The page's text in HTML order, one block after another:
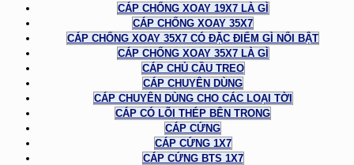
CÁP CHỐNG XOAY 19X7 LÀ GÌ
CÁP CHỐNG XOAY 35X7
CÁP CHỐNG XOAY 35X7 CÓ ĐẶC ĐIỂM GÌ NỔI BẬT
CÁP CHỐNG XOAY 35X7 LÀ GÌ
CÁP CHỦ CẦU TREO
CÁP CHUYÊN DÙNG
CÁP CHUYÊN DÙNG CHO CÁC LOẠI TỜI
CÁP CÓ LÕI THÉP BÊN TRONG
CÁP CỨNG
CÁP CỨNG 1X7
CÁP CỨNG BTS 1X7